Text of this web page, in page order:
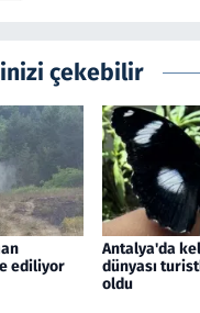
çekebilir
ediliyor
Antalya'da
dünyası
oldu